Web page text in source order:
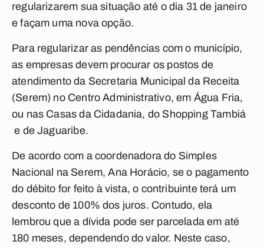
regularizarem sua situação até o dia 31 de janeiro
e façam uma nova opção.
Para regularizar as pendências com o município,
as empresas devem procurar os postos de
atendimento da Secretaria Municipal da Receita
(Serem) no Centro Administrativo, em Água Fria,
ou nas Casas da Cidadania, do Shopping Tambiá
e de Jaguaribe.
De acordo com a coordenadora do Simples
Nacional na Serem, Ana Horácio, se o pagamento
do débito for feito à vista, o contribuinte terá um
desconto de 100% dos juros. Contudo, ela
lembrou que a dívida pode ser parcelada em até
180 meses, dependendo do valor. Neste caso,